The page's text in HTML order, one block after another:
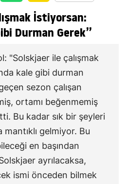
İstiyorsan:
Durman Gerek”
"Solskjaer ile çalışmak
kale gibi durman
sezon çalışan
ortamı beğenmemiş
Bu kadar sık bir şeyleri
gelmiyor. Bu
en başından
ayrılacaksa,
ismi önceden bilmek